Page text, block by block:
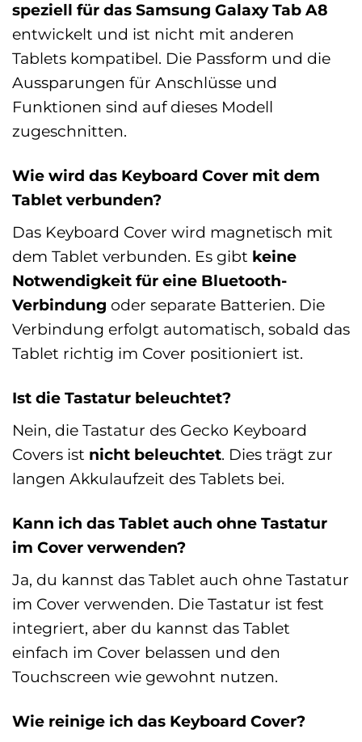
speziell für das Samsung Galaxy Tab A8
entwickelt und ist nicht mit anderen
Tablets kompatibel. Die Passform und die
Aussparungen für Anschlüsse und
Funktionen sind auf dieses Modell
zugeschnitten.
Wie wird das Keyboard Cover mit dem
Tablet verbunden?
Das Keyboard Cover wird magnetisch mit
dem Tablet verbunden. Es gibt keine
Notwendigkeit für eine Bluetooth-
Verbindung oder separate Batterien. Die
Verbindung erfolgt automatisch, sobald das
Tablet richtig im Cover positioniert ist.
Ist die Tastatur beleuchtet?
Nein, die Tastatur des Gecko Keyboard
Covers ist nicht beleuchtet. Dies trägt zur
langen Akkulaufzeit des Tablets bei.
Kann ich das Tablet auch ohne Tastatur
im Cover verwenden?
Ja, du kannst das Tablet auch ohne Tastatur
im Cover verwenden. Die Tastatur ist fest
integriert, aber du kannst das Tablet
einfach im Cover belassen und den
Touchscreen wie gewohnt nutzen.
Wie reinige ich das Keyboard Cover?